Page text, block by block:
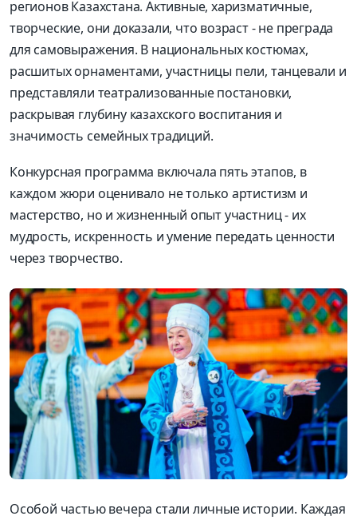
регионов Казахстана. Активные, харизматичные,
творческие, они доказали, что возраст - не преграда
для самовыражения. В национальных костюмах,
расшитых орнаментами, участницы пели, танцевали и
представляли театрализованные постановки,
раскрывая глубину казахского воспитания и
значимость семейных традиций.
Конкурсная программа включала пять этапов, в
каждом жюри оценивало не только артистизм и
мастерство, но и жизненный опыт участниц - их
мудрость, искренность и умение передать ценности
через творчество.
Особой частью вечера стали личные истории. Каждая